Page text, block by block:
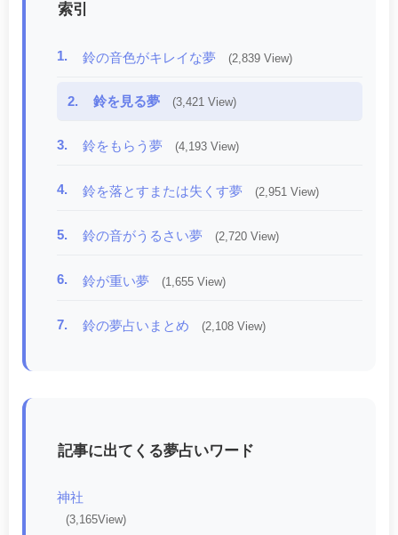
索引
1. 鈴の音色がキレイな夢 (2,839 View)
2. 鈴を見る夢 (3,421 View)
3. 鈴をもらう夢 (4,193 View)
4. 鈴を落とすまたは失くす夢 (2,951 View)
5. 鈴の音がうるさい夢 (2,720 View)
6. 鈴が重い夢 (1,655 View)
7. 鈴の夢占いまとめ (2,108 View)
記事に出てくる夢占いワード
神社
(3,165View)